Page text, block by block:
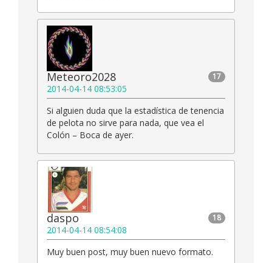
17
Meteoro2028
2014-04-14 08:53:05
Si alguien duda que la estadística de tenencia
de pelota no sirve para nada, que vea el
Colón – Boca de ayer.
18
daspo
2014-04-14 08:54:08
Muy buen post, muy buen nuevo formato.